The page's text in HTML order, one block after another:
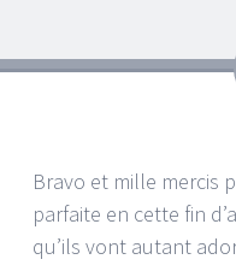
Bravo et mille mercis
parfaite en cette fin
qu’ils vont autant